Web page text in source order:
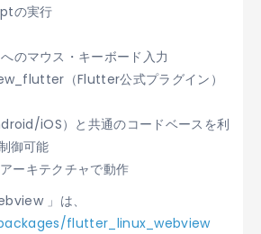
の実行
のマウス・キーボード入力
（Flutter公式プラグイン）
iOS）と共通のコードベースを利
御可能
キテクチャで動作
」は、
flutter_linux_webview